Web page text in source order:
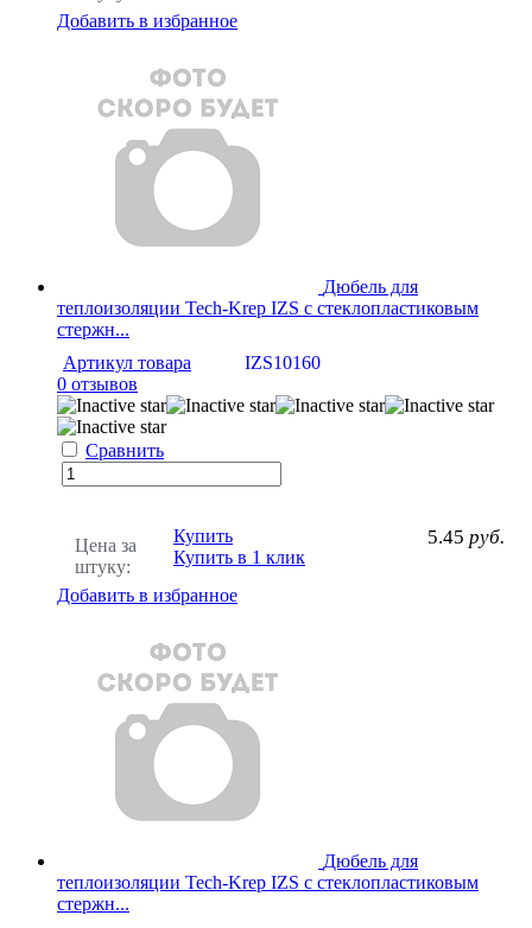
Добавить в избранное
Дюбель для
теплоизоляции Tech-Krep IZS с стеклопластиковым
стержн...
Артикул товара
IZS10160
0 отзывов
Сравнить
Цена за
штуку:
5.45 руб.
Купить
Купить в 1 клик
Добавить в избранное
Дюбель для
теплоизоляции Tech-Krep IZS с стеклопластиковым
стержн...